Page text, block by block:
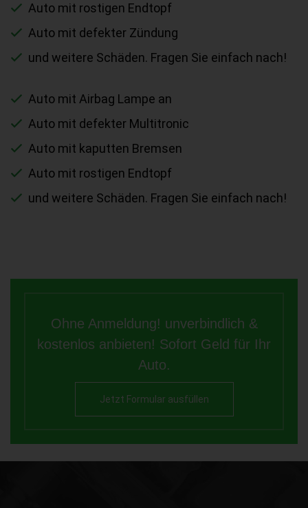
Auto mit rostigen Endtopf
Auto mit defekter Zündung
und weitere Schäden. Fragen Sie einfach nach!
Auto mit Airbag Lampe an
Auto mit defekter Multitronic
Auto mit kaputten Bremsen
Auto mit rostigen Endtopf
und weitere Schäden. Fragen Sie einfach nach!
Ohne Anmeldung! unverbindlich &
kostenlos anbieten! Sofort Geld für Ihr
Auto.
Jetzt Formular ausfüllen